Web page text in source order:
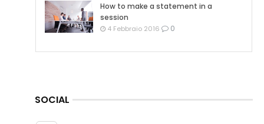
How to make a statement in a
session
4 Febbraio 2016 0
SOCIAL